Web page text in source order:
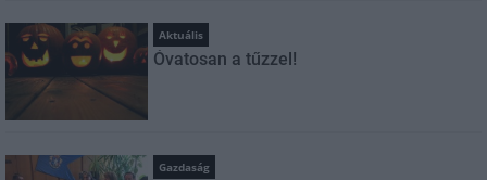
Aktuális
Óvatosan a tűzzel!
Gazdaság